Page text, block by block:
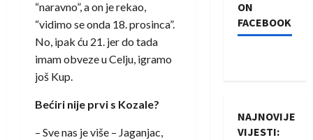
“naravno”, a on je rekao,
“vidimo se onda 18. prosinca”.
No, ipak ću 21. jer do tada
imam obveze u Celju, igramo
još Kup.
Bećiri nije prvi s Kozale?
– Sve nas je više – Jaganjac,
ON
FACEBOOK
NAJNOVIJE
VIJESTI: